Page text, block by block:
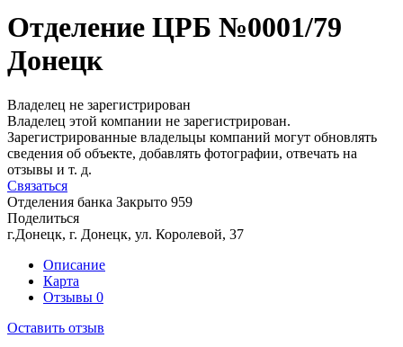
Отделение ЦРБ №0001/79
Донецк
Владелец не зарегистрирован
Владелец этой компании не зарегистрирован.
Зарегистрированные владельцы компаний могут обновлять
сведения об объекте, добавлять фотографии, отвечать на
отзывы и т. д.
Связаться
Отделения банка Закрыто 959
Поделиться
г.Донецк, г. Донецк, ул. Королевой, 37
Описание
Карта
Отзывы 0
Оставить отзыв